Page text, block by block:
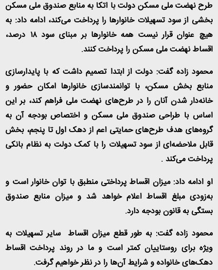
طرح نهضت ملی مسکن دولت با اتکا به منابع صندوق ملی مسکن
بخشی از سود تسهیلات خانوار‌ها را پرداخت می‌کند، ادامه داد: به
هیچ عنوان قرار نیست همه خانوار‌ها بر مبنای سود ۱۸ درصد،
اقساط نهضت ملی مسکن را پرداخت کنند.
محمود زاده گفت: دولت از ابتدا تصمیم داشت که با پایدارسازی
منابع بخش مسکن، با توانمندسازی خانوار‌ها امکان حضور و
خانه‌دار شدن آنان را در طرح‌های نهضت ملی فراهم کند، بر این
اساس با طراحی صندوق ملی مسکن و اختصاص بودجه آن به
گروه‌های هدف طرح‌های حمایتی اعم از دهک اول تا پنجم، بخش
قابل ملاحضه‌ای از سود تسهیلات را با کمک دولت به نظام بانکی
پرداخت می‌کند .
او ادامه‌ داد: میزان اقساط پرداختی منطبق با توان خانوار است و
به‌زودی مبلغ اقساط اعلام خواهد شد و میزان منابع صندوق
بستگی به قانون بودجه دارد.
محمود زاده گفت: به طور قطع میزان اقساط سایر تسهیلات به
ویژه برای روستاییان کمتر است و ما در روند پرداخت اقساط
دهک‌های خانواده و شرایط آن‌ها را در نظر خواهیم گرفت.